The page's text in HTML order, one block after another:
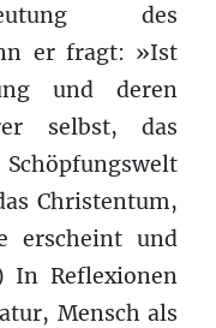
des
er fragt: »Ist
und deren
selbst, das
Christentum,
erscheint und
In Reflexionen
Mensch als